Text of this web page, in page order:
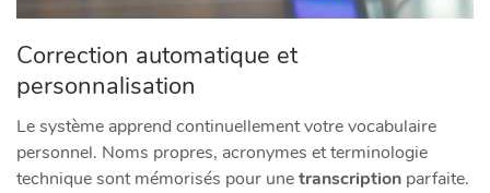
Correction automatique et
personnalisation
Le système apprend continuellement votre vocabulaire
personnel. Noms propres, acronymes et terminologie
technique sont mémorisés pour unetranscription parfaite.